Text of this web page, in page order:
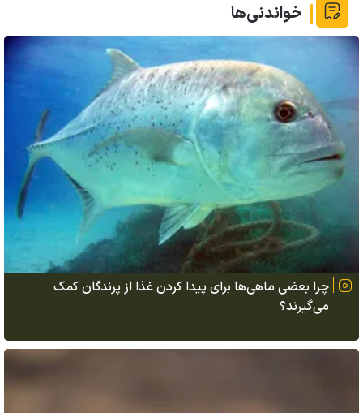
خواندنی‌ها
چرا بعضی ماهی‌ها برای پیدا کردن غذا از پرندگان کمک
می‌گیرند؟